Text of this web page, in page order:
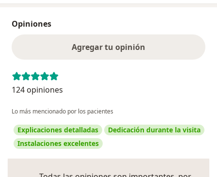
Opiniones
Agregar tu opinión
124 opiniones
Lo más mencionado por los pacientes
Explicaciones detalladas
Dedicación durante la visita
Instalaciones excelentes